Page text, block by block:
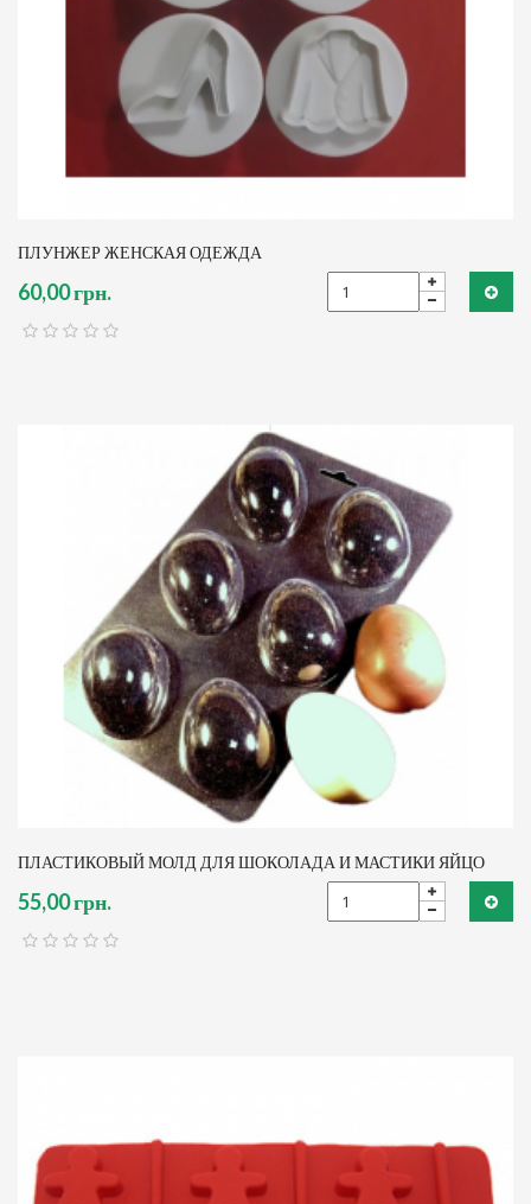
ПЛУНЖЕР ЖЕНСКАЯ ОДЕЖДА
60,00 грн.
ПЛАСТИКОВЫЙ МОЛД ДЛЯ ШОКОЛАДА И МАСТИКИ ЯЙЦО
55,00 грн.